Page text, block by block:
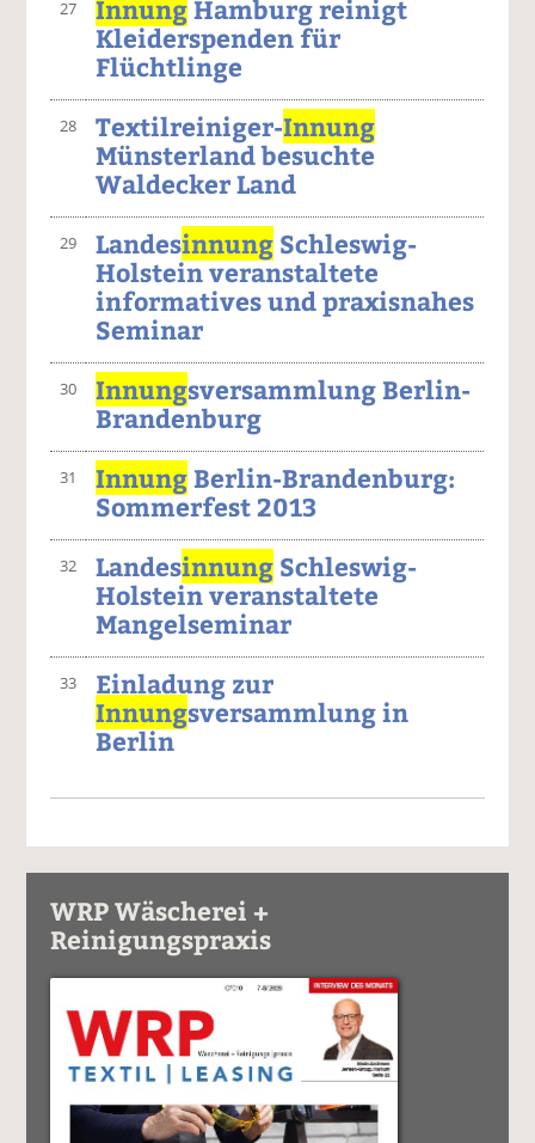
27 InnungHamburg reinigt
Kleiderspenden für
Flüchtlinge
28 Textilreiniger-Innung
Münsterland besuchte
Waldecker Land
29 Landesinnung Schleswig-
Holstein veranstaltete
informatives und praxisnahes
Seminar
30 Innungsversammlung Berlin-
Brandenburg
31 InnungBerlin-Brandenburg:
Sommerfest 2013
32 Landesinnung Schleswig-
Holstein veranstaltete
Mangelseminar
33
Einladung zur
Innungsversammlung in
Berlin
WRP Wäscherei +
Reinigungspraxis